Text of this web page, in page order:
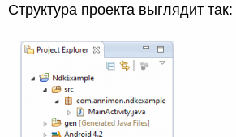
Структура проекта выглядит так: